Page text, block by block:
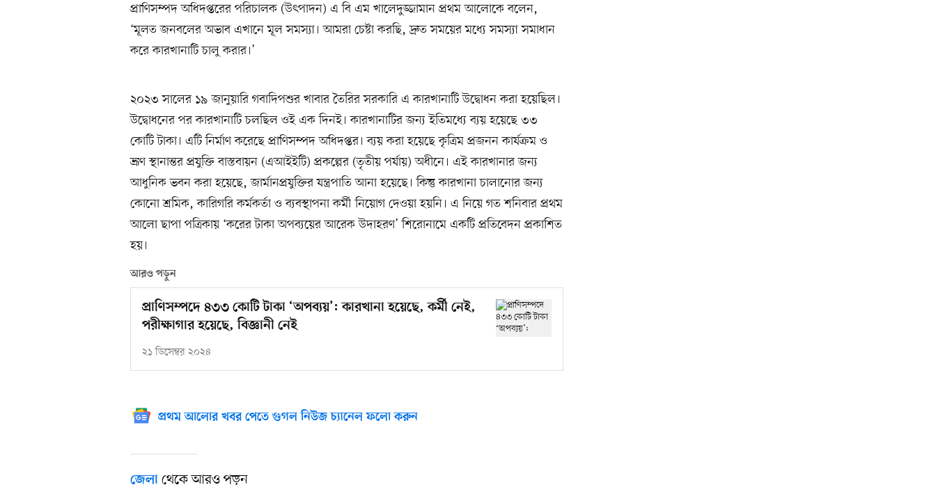
প্রাণিসম্পদ অধিদপ্তরের পরিচালক (উৎপাদন) এ বি এম খালেদুজ্জামান প্রথম আলোকে বলেন,
‘মূলত জনবলের অভাব এখানে মূল সমস্যা। আমরা চেষ্টা করছি, দ্রুত সময়ের মধ্যে সমস্যা সমাধান
করে কারখানাটি চালু করার।’
২০২৩ সালের ১৯ জানুয়ারি গবাদিপশুর খাবার তৈরির সরকারি এ কারখানাটি উদ্বোধন করা হয়েছিল।
উদ্বোধনের পর কারখানাটি চলছিল ওই এক দিনই। কারখানাটির জন্য ইতিমধ্যে ব্যয় হয়েছে ৩৩
কোটি টাকা। এটি নির্মাণ করেছে প্রাণিসম্পদ অধিদপ্তর। ব্যয় করা হয়েছে কৃত্রিম প্রজনন কার্যক্রম ও
ভ্রূণ স্থানান্তর প্রযুক্তি বাস্তবায়ন (এআইইটি) প্রকল্পের (তৃতীয় পর্যায়) অধীনে। এই কারখানার জন্য
আধুনিক ভবন করা হয়েছে, জার্মানপ্রযুক্তির যন্ত্রপাতি আনা হয়েছে। কিন্তু কারখানা চালানোর জন্য
কোনো শ্রমিক, কারিগরি কর্মকর্তা ও ব্যবস্থাপনা কর্মী নিয়োগ দেওয়া হয়নি। এ নিয়ে গত শনিবার প্রথম
আলো ছাপা পত্রিকায় ‘করের টাকা অপব্যয়ের আরেক উদাহরণ’ শিরোনামে একটি প্রতিবেদন প্রকাশিত
হয়।
আরও পড়ুন
প্রাণিসম্পদে ৪৩৩ কোটি টাকা ‘অপব্যয়’: কারখানা হয়েছে, কর্মী নেই,
পরীক্ষাগার হয়েছে, বিজ্ঞানী নেই
২১ ডিসেম্বর ২০২৪
প্রথম আলোর খবর পেতে গুগল নিউজ চ্যানেল ফলো করুন
জেলা থেকে আরও পড়ুন